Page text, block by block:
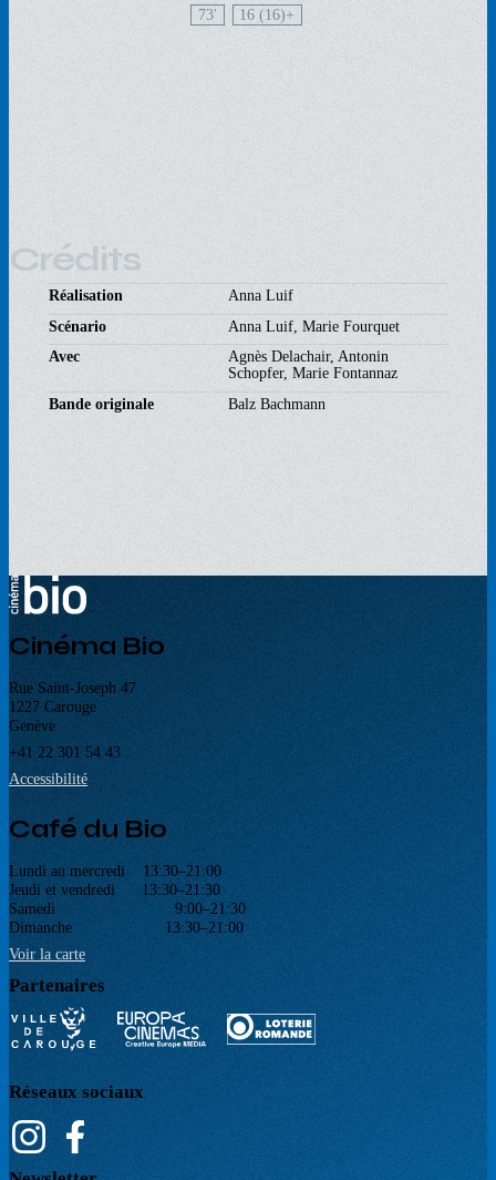
73' 16 (16)
Crédits
Réalisation
Anna Luif
Scénario
Anna Luif, Marie Fourquet
Avec
Agnès Delachair, Antonin
Schopfer, Marie Fontannaz
Bande originale
Balz Bachmann
Cinéma Bio
Rue Saint-Joseph 47
1227 Carouge
Genève
+41 22 301 54 43
Accessibilité
Café du Bio
Lundi au mercredi 13:30–21:00
Jeudi et vendredi 13:30–21:30
Samedi 9:00–21:30
Dimanche 13:30–21:00
Voir la carte
Partenaires
Réseaux sociaux